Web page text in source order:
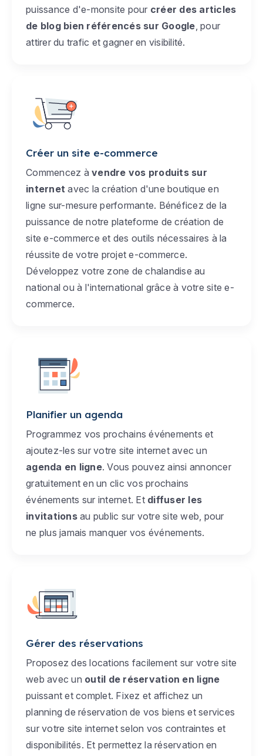
puissance d'e-monsite pour créer des articles
de blog bien référencés sur Google , pour
attirer du trafic et gagner en visibilité.
Créer un site e-commerce
Commencez à vendre vos produits sur
internet avec la création d'une boutique en
ligne sur-mesure performante. Bénéficez de la
puissance de notre plateforme de création de
site e-commerce et des outils nécessaires à la
réussite de votre projet e-commerce.
Développez votre zone de chalandise au
national ou à l'international grâce à votre site e-
commerce.
Planifier un agenda
Programmez vos prochains événements et
ajoutez-les sur votre site internet avec un
agenda en ligne. Vous pouvez ainsi annoncer
gratuitement en un clic vos prochains
événements sur internet. Et diffuser les
invitationsau public sur votre site web, pour
ne plus jamais manquer vos événements.
Gérer des réservations
Proposez des locations facilement sur votre site
web avec un outil de réservation en ligne
puissant et complet. Fixez et affichez un
planning de réservation de vos biens et services
sur votre site internet selon vos contraintes et
disponibilités. Et permettez la réservation en